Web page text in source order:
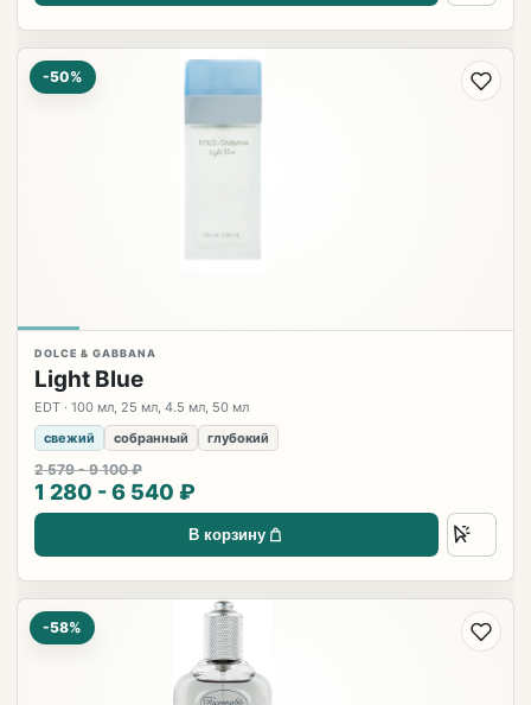
-50%
DOLCE & GABBANA
Light Blue
EDT · 100 мл, 25 мл, 4.5 мл, 50 мл
свежий
собранный глубокий
2 579 - 9 100 ₽
1 280 - 6 540 ₽
В корзину
-58%